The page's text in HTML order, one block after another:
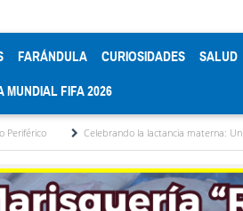
FARÁNDULA CURIOSIDADES SALUD
MUNDIAL FIFA 2026
la lactancia materna: Un acto de amor y vida